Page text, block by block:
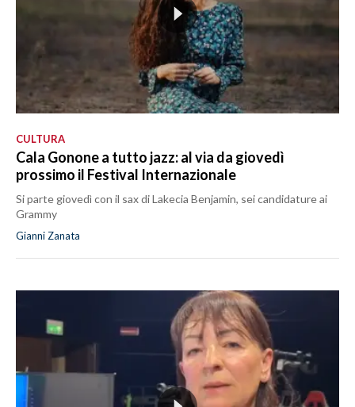
CULTURA
Cala Gonone a tutto jazz: al via da giovedì
prossimo il Festival Internazionale
Si parte giovedì con il sax di Lakecia Benjamin, sei candidature ai
Grammy
Gianni Zanata